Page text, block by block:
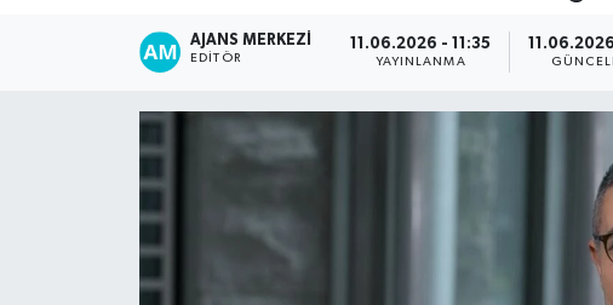
AJANS MERKEZI
EDITÖR
11.06.2026 - 11:35
YAYINLANMA